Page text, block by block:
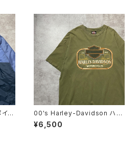
ン
00's Harley-Davidson ハー
レーダビッドソン 両面プリン
ト イーグル コピーライト200
¥6,500